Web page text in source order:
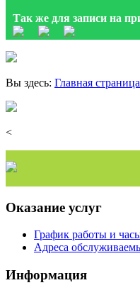
Так же для записи на
Вы здесь: Главная страница
<
Оказание услуг
График работы и
Адреса
Информация